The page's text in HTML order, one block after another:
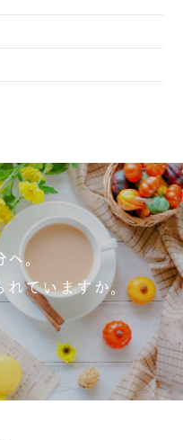
。
れていますか。